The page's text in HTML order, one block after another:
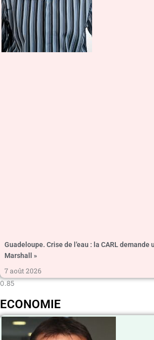
Guadeloupe. Crise de l’eau : la CARL demande
Marshall »
7 août 2026
ECONOMIE